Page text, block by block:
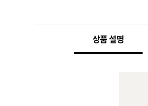
상품 설명